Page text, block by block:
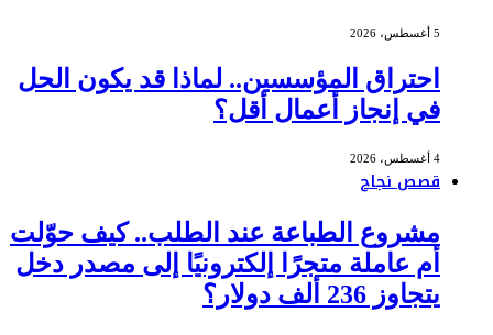
5 أغسطس، 2026
احتراق المؤسسين.. لماذا قد يكون الحل
في إنجاز أعمال أقل؟
4 أغسطس، 2026
قصص نجاح
مشروع الطباعة عند الطلب.. كيف حوّلت
أم عاملة متجرًا إلكترونيًا إلى مصدر دخل
يتجاوز 236 ألف دولار؟